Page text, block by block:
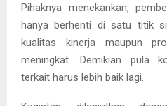
Pihaknya menekankan,
hanya berhenti di satu titik
kualitas kinerja maupun
meningkat. Demikian pula
terkait harus lebih baik lagi.